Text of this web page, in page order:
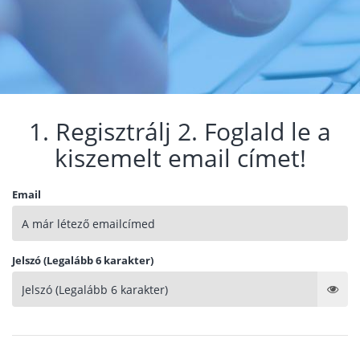
1. Regisztrálj 2. Foglald le a
kiszemelt email címet!
Email
Jelszó (Legalább 6 karakter)